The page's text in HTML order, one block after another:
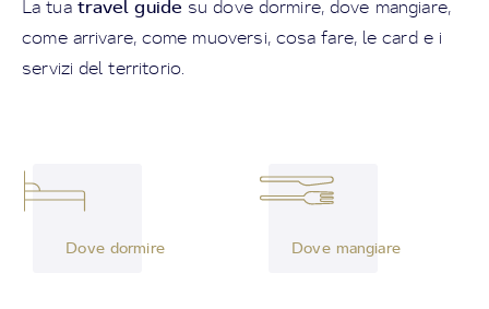
La tua travel guide su dove dormire, dove mangiare,
come arrivare, come muoversi, cosa fare, le card e i
servizi del territorio.
Dove dormire Dove mangiare